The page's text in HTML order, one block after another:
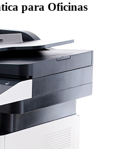
para Oficinas